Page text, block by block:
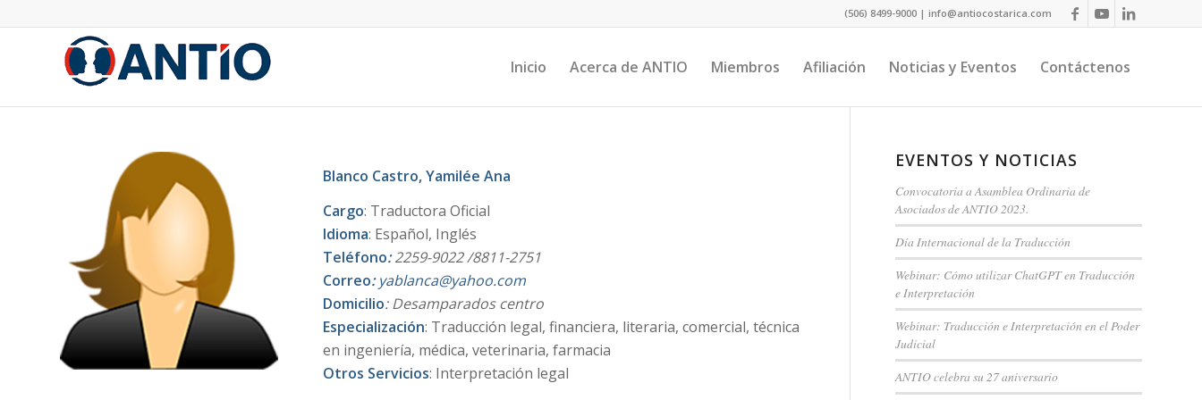
(506) 8499-9000 | info@antiocostarica.com
Inicio Acerca de ANTIO Miembros Afiliación Noticias y Eventos Contáctenos
Blanco Castro, Yamilée Ana
Cargo: Traductora Oficial
Idioma: Español, Inglés
Teléfono:2259-9022 /8811-2751
Correo: yablanca@yahoo.com
Domicilio: Desamparados centro
Especialización: Traducción legal, financiera, literaria, comercial, técnica
en ingeniería, médica, veterinaria, farmacia
Otros Servicios: Interpretación legal
EVENTOS Y NOTICIAS
Convocatoria a Asamblea Ordinaria de
Asociados de ANTIO 2023.
Día Internacional de la Traducción
Webinar: Cómo utilizar ChatGPT en Traducción
e Interpretación
Webinar: Traducción e Interpretación en el Poder
Judicial
ANTIO celebra su 27 aniversario